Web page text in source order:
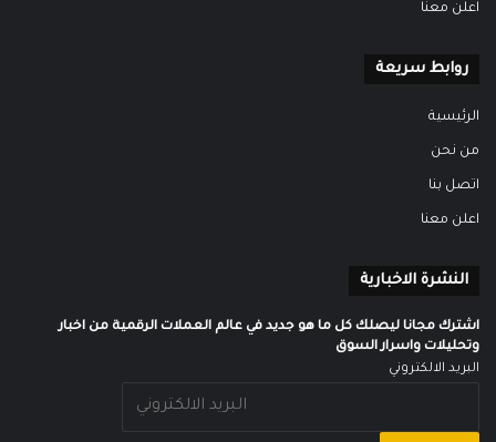
اعلن معنا
روابط سريعة
الرئيسية
من نحن
اتصل بنا
اعلن معنا
النشرة الاخبارية
اشترك مجانا ليصلك كل ما هو جديد في عالم العملات الرقمية من اخبار
وتحليلات واسرار السوق
البريد الالكتروني